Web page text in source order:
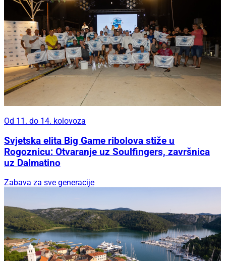
Od 11. do 14. kolovoza
Svjetska elita Big Game ribolova stiže u
Rogoznicu: Otvaranje uz Soulfingers, završnica
uz Dalmatino
Zabava za sve generacije